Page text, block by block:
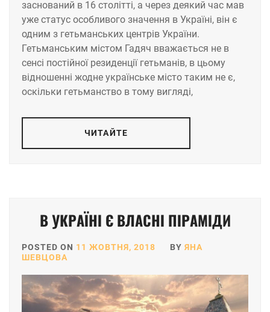
заснований в 16 столітті, а через деякий час мав
уже статус особливого значення в Україні, він є
одним з гетьманських центрів України.
Гетьманським містом Гадяч вважається не в
сенсі постійної резиденції гетьманів, в цьому
відношенні жодне українське місто таким не є,
оскільки гетьманство в тому вигляді,
ЧИТАЙТЕ
В УКРАЇНІ Є ВЛАСНІ ПІРАМІДИ
POSTED ON 11 ЖОВТНЯ, 2018 BY ЯНА
ШЕВЦОВА